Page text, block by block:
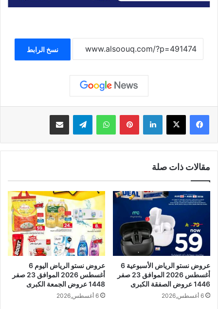
نسخ الرابط
لينكدإن بينتيريستواتساب تيلقرام مشاركة عبر البريد
مقالات ذات صلة
عروض نستو الرياض الأسبوعية 6
أغسطس 2026 الموافق 23 صفر
1446 عروض الصفقة الكبرى
6 أغسطس,2026
عروض نستو الرياض اليوم 6
أغسطس 2026 الموافق 23 صفر
1448 عروض الجمعة الكبرى
6 أغسطس,2026